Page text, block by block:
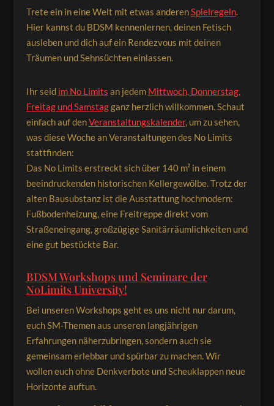
Trete ein in eine Welt mit etwas anderenSpielregeln.
Hier kannst du BDSM kennenlernen, deinen Fetisch
ausleben und dich auf ein Rendezvous mit deinen
Träumen und Sehnsüchten einlassen.
Ihr seid im No Limits an jedem Mittwoch, Donnerstag,
Freitag und Samstagganz herzlich willkommen. Schaut
einfach auf denVeranstaltungskalender, um zu sehen,
was diese Woche an Veranstaltungen des No Limits
stattfinden:
Das No Limits erstreckt sich über 140 m² in einem
beeindruckenden historischen Kellergewölbe. Trotz der
alten Bausubstanz ist die Ausstattung hochmodern:
Fußbodenheizung, eine Freitreppe direkt vom
Straßeneingang, großzügige Sanitärräumlichkeiten und
eine gut bestückte Bar.
BDSM Workshops und Seminare der
NoLimits University!
Bei unseren Workshops geht es uns nicht nur darum,
euch SM-Themen aus unseren langjährigen
Erfahrungen näherzubringen, sondern auch sie
gemeinsam erlebbar und spürbar zu machen. Wir
wollen euch ohne Denkverbote und Scheuklappen neue
Horizonte auftun.